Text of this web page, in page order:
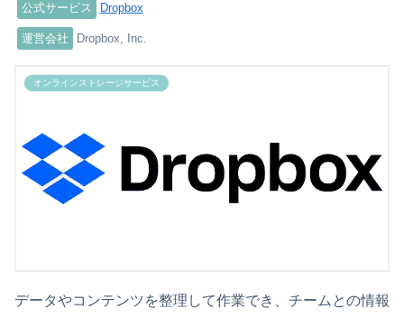
公式サービス Dropbox
運営会社 Dropbox, Inc.
オンラインストレージサービス
データやコンテンツを整理して作業でき、チームとの情報